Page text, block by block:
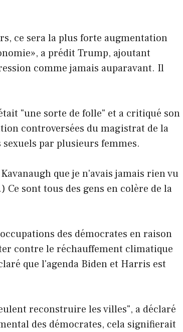
ce sera la plus forte augmentation
a prédit Trump, ajoutant
comme jamais auparavant. Il
"une sorte de folle" et a critiqué son
controversées du magistrat de la
par plusieurs femmes.
que je n'avais jamais rien vu
sont tous des gens en colère de la
des démocrates en raison
contre le réchauffement climatique
que l'agenda Biden et Harris est
reconstruire les villes", a déclaré
des démocrates, cela signifierait